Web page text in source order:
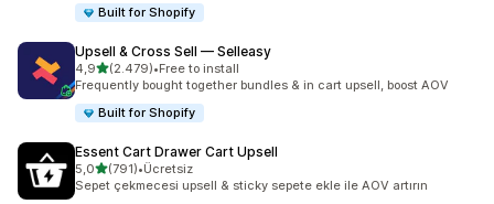
Built for Shopify
Upsell & Cross Sell — Selleasy
4,95 yıldız üzerinden
(2.479)
toplam 2479 değerlendirme
•Free to install
Frequently bought together bundles & in cart upsell, boost AOV
Built for Shopify
Essent Cart Drawer Cart Upsell
5,05 yıldız üzerinden
(791)
toplam 791 değerlendirme
•Ücretsiz
Sepet çekmecesi upsell & sticky sepete ekle ile AOV artırın